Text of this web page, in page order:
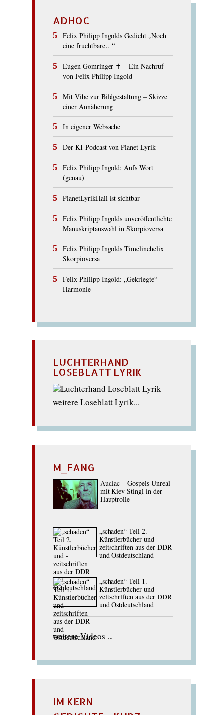
ADHOC
Felix Philipp Ingolds Gedicht „Noch
eine fruchtbare…“
Eugen Gomringer ✝︎ – Ein Nachruf
von Felix Philipp Ingold
Mit Vibe zur Bildgestaltung – Skizze
einer Annäherung
In eigener Websache
Der KI-Podcast von Planet Lyrik
Felix Philipp Ingold: Aufs Wort
(genau)
PlanetLyrikHall ist sichtbar
Felix Philipp Ingolds unveröffentlichte
Manuskriptauswahl in Skorpioversa
Felix Philipp Ingolds Timelinehelix
Skorpioversa
Felix Philipp Ingold: „Gekriegte“
Harmonie
LUCHTERHAND
LOSEBLATT LYRIK
weitere Loseblatt Lyrik...
M_FANG
Audiac – Gospels Unreal
mit Kiev Stingl in der
Hauptrolle
„schaden“ Teil 2.
Künstlerbücher und -
zeitschriften aus der DDR
und Ostdeutschland
„schaden“ Teil 1.
Künstlerbücher und -
zeitschriften aus der DDR
und Ostdeutschland
weitere Videos ...
IM KERN